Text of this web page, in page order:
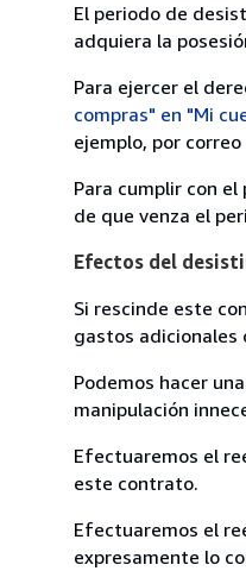
El periodo de
adquiera la
Para ejercer el
compras" en "Mi
ejemplo, por
Para cumplir con
de que venza el
Efectos del
Si rescinde este
gastos adicionales
Podemos hacer
manipulación
Efectuaremos el
este contrato.
Efectuaremos el
expresamente lo